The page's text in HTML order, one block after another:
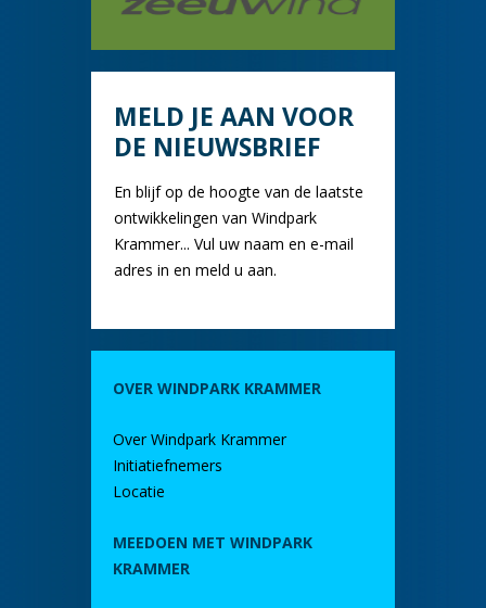
MELD JE AAN VOOR
DE NIEUWSBRIEF
En blijf op de hoogte van de laatste
ontwikkelingen van Windpark
Krammer... Vul uw naam en e-mail
adres in en meld u aan.
OVER WINDPARK KRAMMER
Over Windpark Krammer
Initiatiefnemers
Locatie
MEEDOEN MET WINDPARK
KRAMMER